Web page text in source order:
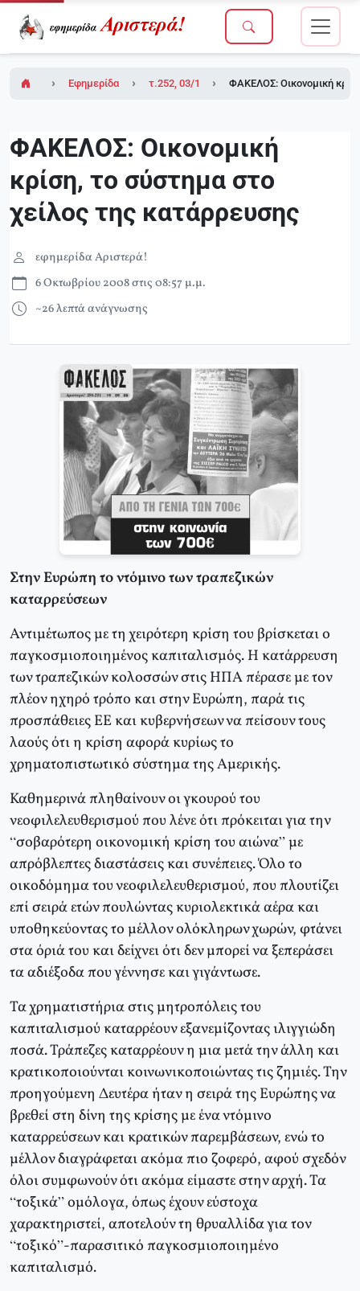
Εφημερίδα Αριστερά!τ.252, 03/10/2008ΦΑΚΕΛΟΣ: Οικονομική
ΦΑΚΕΛΟΣ: Οικονομική
κρίση, το σύστημα στο
χείλος της κατάρρευσης
εφημερίδα Αριστερά!
6 Οκτωβρίου 2008 στις 08:57 μ.μ.
~26 λεπτά ανάγνωσης
Στην Ευρώπη το ντόμινο των τραπεζικών
καταρρεύσεων
Αντιμέτωπος με τη χειρότερη κρίση του βρίσκεται ο
παγκοσμιοποιημένος καπιταλισμός. Η κατάρρευση
των τραπεζικών κολοσσών στις ΗΠΑ πέρασε με τον
πλέον ηχηρό τρόπο και στην Ευρώπη, παρά τις
προσπάθειες ΕΕ και κυβερνήσεων να πείσουν τους
λαούς ότι η κρίση αφορά κυρίως το
χρηματοπιστωτικό σύστημα της Αμερικής.
Καθημερινά πληθαίνουν οι γκουρού του
νεοφιλελευθερισμού που λένε ότι πρόκειται για την
“σοβαρότερη οικονομική κρίση του αιώνα” με
απρόβλεπτες διαστάσεις και συνέπειες. Όλο το
οικοδόμημα του νεοφιλελευθερισμού, που πλουτίζει
επί σειρά ετών πουλώντας κυριολεκτικά αέρα και
υποθηκεύοντας το μέλλον ολόκληρων χωρών, φτάνει
στα όριά του και δείχνει ότι δεν μπορεί να ξεπεράσει
τα αδιέξοδα που γέννησε και γιγάντωσε.
Τα χρηματιστήρια στις μητροπόλεις του
καπιταλισμού καταρρέουν εξανεμίζοντας ιλιγγιώδη
ποσά. Τράπεζες καταρρέουν η μια μετά την άλλη και
κρατικοποιούνται κοινωνικοποιώντας τις ζημιές. Την
προηγούμενη Δευτέρα ήταν η σειρά της Ευρώπης να
βρεθεί στη δίνη της κρίσης με ένα ντόμινο
καταρρεύσεων και κρατικών παρεμβάσεων, ενώ το
μέλλον διαγράφεται ακόμα πιο ζοφερό, αφού σχεδόν
όλοι συμφωνούν ότι ακόμα είμαστε στην αρχή. Τα
“τοξικά” ομόλογα, όπως έχουν εύστοχα
χαρακτηριστεί, αποτελούν τη θρυαλλίδα για τον
“τοξικό”-παρασιτικό παγκοσμιοποιημένο
καπιταλισμό.